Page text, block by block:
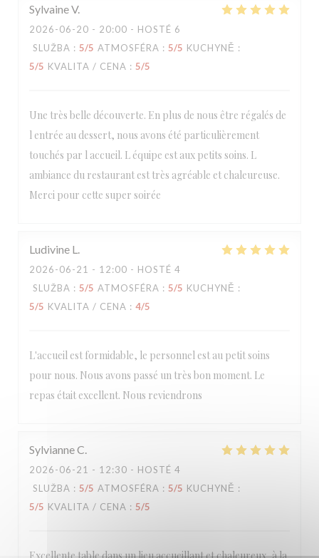
SylvaineV
2026-06-20 - 20:00 - HOSTÉ 6
SLUŽBA : 5/5 ATMOSFÉRA : 5/5 KUCHYNĚ :
5/5 KVALITA / CENA : 5/5
Une très belle découverte. En plus de nous être régalés de
l entrée au dessert, nous avons été particulièrement
touchés par l accueil. L équipe est aux petits soins. L
ambiance du restaurant est très agréable et chaleureuse.
Merci pour cette super soirée
Ludivine L
2026-06-21 - 12:00 - HOSTÉ 4
SLUŽBA : 5/5 ATMOSFÉRA : 5/5 KUCHYNĚ :
5/5 KVALITA / CENA : 4/5
L'accueil est formidable, le personnel est au petit soins
pour nous. Nous avons passé un très bon moment. Le
repas était excellent. Nous reviendrons
SylvianneC
2026-06-21 - 12:30 - HOSTÉ 4
SLUŽBA : 5/5 ATMOSFÉRA : 5/5 KUCHYNĚ :
5/5 KVALITA / CENA : 5/5